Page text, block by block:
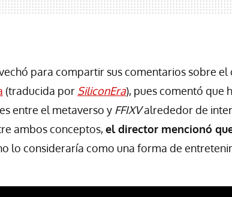
para compartir sus comentarios sobre
(traducida por SiliconEra), pues comentó que
entre el metaverso y FFIXValrededor de
ambos conceptos,el director mencionó
lo consideraría como una forma de